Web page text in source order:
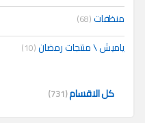
منظفات(68)
ياميش \ منتجات رمضان(10)
كل الاقسام(731)